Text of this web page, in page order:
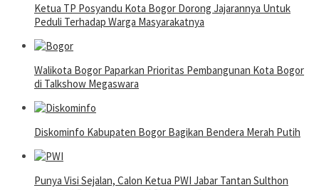
Ketua TP Posyandu Kota Bogor Dorong Jajarannya Untuk
Peduli Terhadap Warga Masyarakatnya
Walikota Bogor Paparkan Prioritas Pembangunan Kota Bogor
di Talkshow Megaswara
Diskominfo Kabupaten Bogor Bagikan Bendera Merah Putih
Punya Visi Sejalan, Calon Ketua PWI Jabar Tantan Sulthon